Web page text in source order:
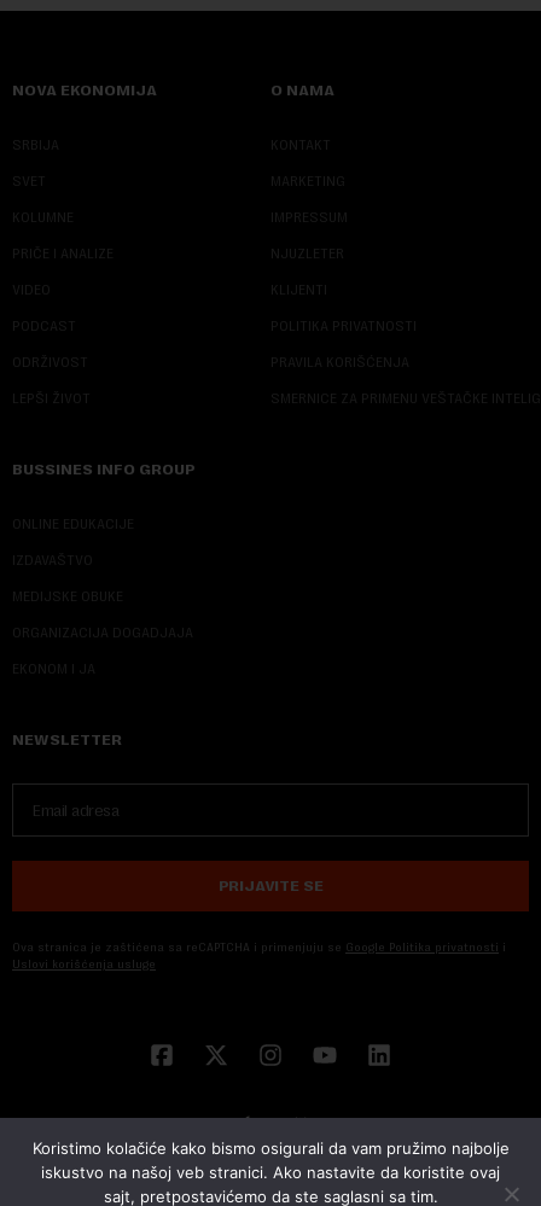
NOVA EKONOMIJA
SRBIJA
SVET
KOLUMNE
PRIČE I ANALIZE
VIDEO
PODCAST
ODRŽIVOST
LEPŠI ŽIVOT
O NAMA
KONTAKT
MARKETING
IMPRESSUM
NJUZLETER
KLIJENTI
POLITIKA PRIVATNOSTI
PRAVILA KORIŠĆENJA
SMERNICE ZA PRIMENU VEŠTAČKE
BUSSINES INFO GROUP
ONLINE EDUKACIJE
IZDAVAŠTVO
MEDIJSKE OBUKE
ORGANIZACIJA DOGADJAJA
EKONOM I JA
NEWSLETTER
PRIJAVITE SE
Ova stranica je zaštićena sa reCAPTCHA i primenjuju se Google Politika privatnosti i
Uslovi korišćenja usluge
Koristimo kolačiće kako bismo osigurali da vam pružimo najbolje
iskustvo na našoj veb stranici. Ako nastavite da koristite ovaj
sajt, pretpostavićemo da ste saglasni sa tim.